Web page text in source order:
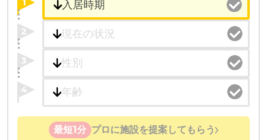
2
3
4
最短1分 プロに施設を提案してもらう